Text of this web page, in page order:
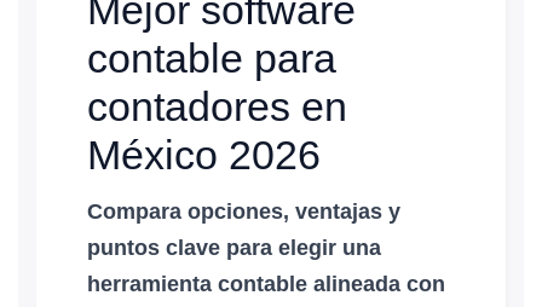
Mejor software
contable para
contadores en
México 2026
Compara opciones, ventajas y
puntos clave para elegir una
herramienta contable alineada con